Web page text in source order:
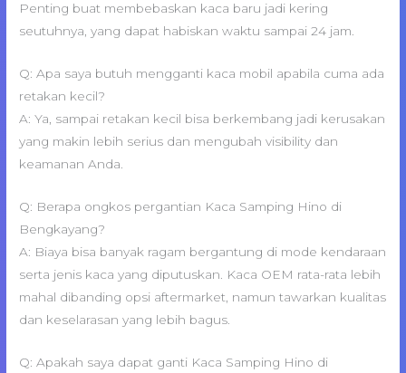
Penting buat membebaskan kaca baru jadi kering
seutuhnya, yang dapat habiskan waktu sampai 24 jam.
Q: Apa saya butuh mengganti kaca mobil apabila cuma ada
retakan kecil?
A: Ya, sampai retakan kecil bisa berkembang jadi kerusakan
yang makin lebih serius dan mengubah visibility dan
keamanan Anda.
Q: Berapa ongkos pergantian Kaca Samping Hino di
Bengkayang?
A: Biaya bisa banyak ragam bergantung di mode kendaraan
serta jenis kaca yang diputuskan. Kaca OEM rata-rata lebih
mahal dibanding opsi aftermarket, namun tawarkan kualitas
dan keselarasan yang lebih bagus.
Q: Apakah saya dapat ganti Kaca Samping Hino di